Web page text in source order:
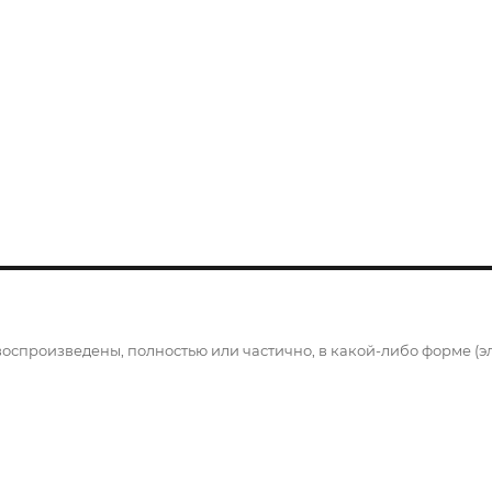
полностью или частично, в какой-либо форме